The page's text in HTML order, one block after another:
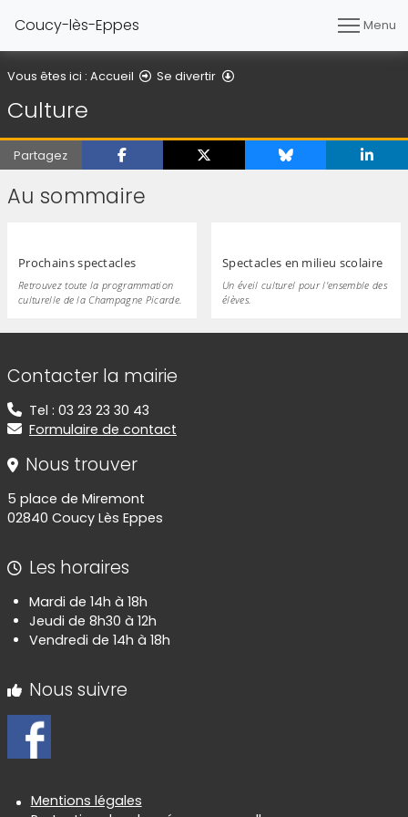
Coucy-lès-Eppes Menu
Vous êtes ici : Accueil Se divertir
Culture
Partagez
Au sommaire
Prochains spectacles
Retrouvez toute la programmation
culturelle de la Champagne Picarde.
Spectacles en milieu scolaire
Un éveil culturel pour l'ensemble des
élèves.
Informations de contact
Contacter la mairie
Tel : 03 23 23 30 43
Formulaire de contact
Nous trouver
5 place de Miremont
02840 Coucy Lès Eppes
Les horaires
Mardi de 14h à 18h
Jeudi de 8h30 à 12h
Vendredi de 14h à 18h
Nous suivre
Informations réglementaires
Mentions légales